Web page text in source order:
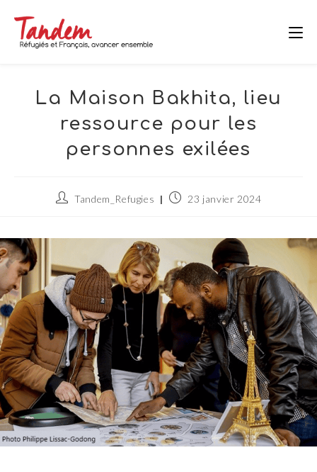
content
La Maison Bakhita, lieu
ressource pour les
personnes exilées
Auteur/autrice
publication :
Tandem_Refugies
Publication
23 janvier 2024